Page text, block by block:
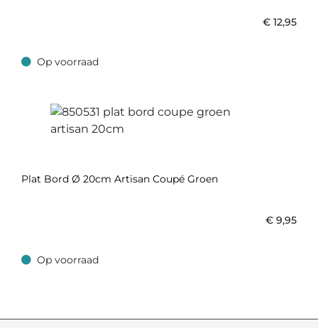
€ 12,95
Op voorraad
Op voorraad
Plat Bord Ø 20cm Artisan Coupé Groen
€ 9,95
Op voorraad
Op voorraad